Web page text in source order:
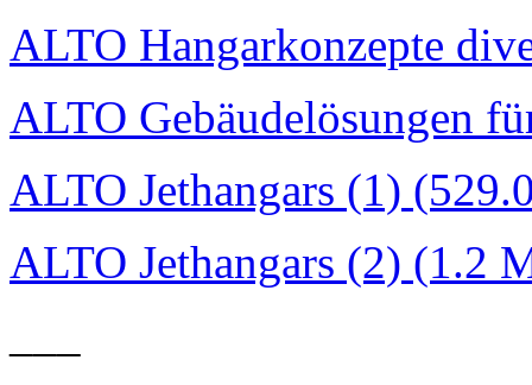
ALTO Hangarkonzepte
ALTO Gebäudelösungen
ALTO Jethangars (1)
ALTO Jethangars (2) (1.2